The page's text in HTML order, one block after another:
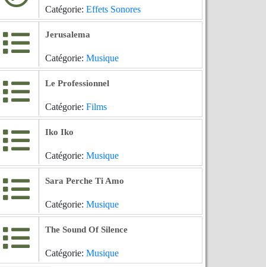
Catégorie: Effets Sonores
Jerusalema
Catégorie: Musique
Le Professionnel
Catégorie: Films
Iko Iko
Catégorie: Musique
Sara Perche Ti Amo
Catégorie: Musique
The Sound Of Silence
Catégorie: Musique